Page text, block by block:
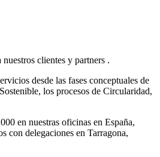
clientes y partners .
desde las fases conceptuales de
los procesos de Circularidad,
en nuestras oficinas en España,
con delegaciones en Tarragona,